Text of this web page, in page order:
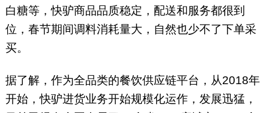
白糖等，快驴商品品质稳定，配送和服务都很到
位，春节期间调料消耗量大，自然也少不了下单采
买。
据了解，作为全品类的餐饮供应链平台，从2018年
开始，快驴进货业务开始规模化运作，发展迅猛，